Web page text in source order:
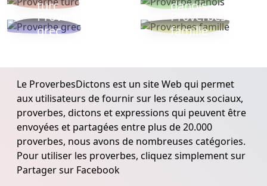
turc
danois
Proverbe
grec
Proverbes
famille
Le ProverbesDictons est un site Web qui permet
aux utilisateurs de fournir sur les réseaux sociaux,
proverbes, dictons et expressions qui peuvent être
envoyées et partagées entre plus de 20.000
proverbes, nous avons de nombreuses catégories.
Pour utiliser les proverbes, cliquez simplement sur
Partager sur Facebook